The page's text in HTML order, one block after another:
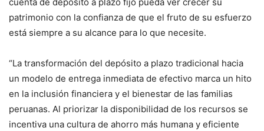
patrimonio con la confianza de que el fruto de su esfuerzo
está siempre a su alcance para lo que necesite.
“La transformación del depósito a plazo tradicional hacia
un modelo de entrega inmediata de efectivo marca un hito
en la inclusión financiera y el bienestar de las familias
peruanas. Al priorizar la disponibilidad de los recursos se
incentiva una cultura de ahorro más humana y eficiente